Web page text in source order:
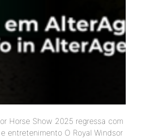
Horse Show 2025 regressa com
entretenimento O Royal Windsor